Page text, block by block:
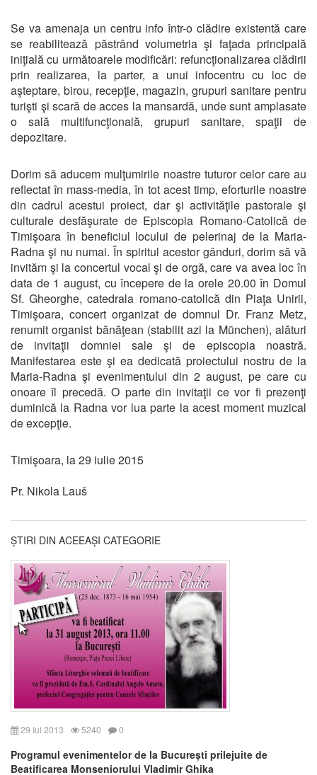
Se va amenaja un centru info într-o clădire existentă care
se reabilitează păstrând volumetria şi faţada principală
iniţială cu următoarele modificări: refuncţionalizarea clădirii
prin realizarea, la parter, a unui infocentru cu loc de
aşteptare, birou, recepţie, magazin, grupuri sanitare pentru
turişti şi scară de acces la mansardă, unde sunt amplasate
o sală multifuncţională, grupuri sanitare, spaţii de
depozitare.
Dorim să aducem mulţumirile noastre tuturor celor care au
reflectat în mass-media, în tot acest timp, eforturile noastre
din cadrul acestui proiect, dar şi activităţile pastorale şi
culturale desfăşurate de Episcopia Romano-Catolică de
Timişoara în beneficiul locului de pelerinaj de la Maria-
Radna şi nu numai. În spiritul acestor gânduri, dorim să vă
invităm şi la concertul vocal şi de orgă, care va avea loc în
data de 1 august, cu începere de la orele 20.00 în Domul
Sf. Gheorghe, catedrala romano-catolică din Piaţa Unirii,
Timişoara, concert organizat de domnul Dr. Franz Metz,
renumit organist bănăţean (stabilit azi la München), alături
de invitaţii domniei sale şi de episcopia noastră.
Manifestarea este şi ea dedicată proiectului nostru de la
Maria-Radna şi evenimentului din 2 august, pe care cu
onoare îl precedă. O parte din invitaţii ce vor fi prezenţi
duminică la Radna vor lua parte la acest moment muzical
de excepţie.
Timişoara, la 29 iulie 2015
Pr. Nikola Lauš
ȘTIRI DIN ACEEAȘI CATEGORIE
29 Iul 2013 5240 0
Programul evenimentelor de la București prilejuite de
Beatificarea Monseniorului Vladimir Ghika